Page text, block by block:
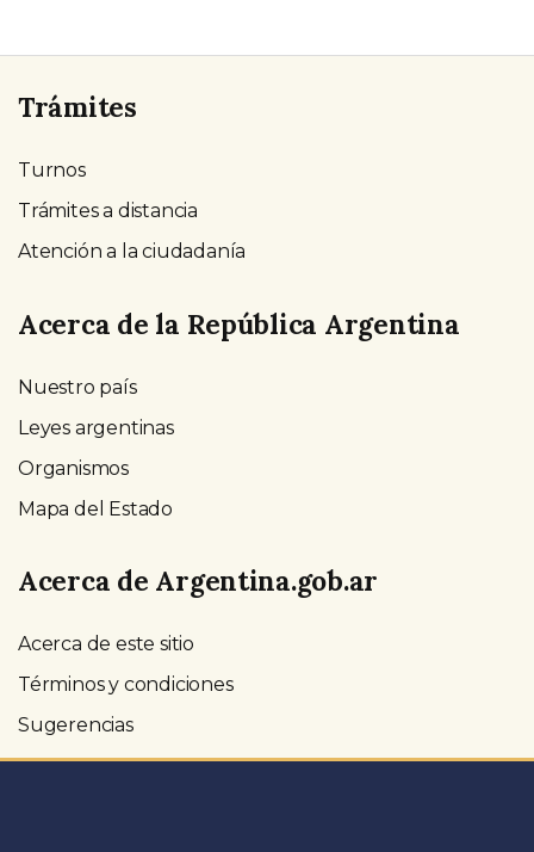
Trámites
Turnos
Trámites a distancia
Atención a la ciudadanía
Acerca de la República Argentina
Nuestro país
Leyes argentinas
Organismos
Mapa del Estado
Acerca de Argentina.gob.ar
Acerca de este sitio
Términos y condiciones
Sugerencias